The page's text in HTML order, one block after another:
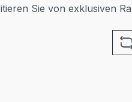
Sie von exklusiven